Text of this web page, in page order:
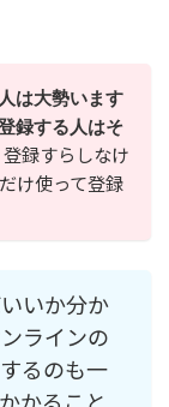
は大勢います
録する人はそ
録すらしなけ
け使って登録
いか分か
ラインの
るのも一
かること